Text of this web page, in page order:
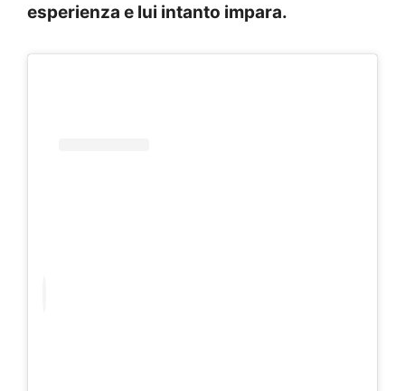
esperienza e lui intanto impara.